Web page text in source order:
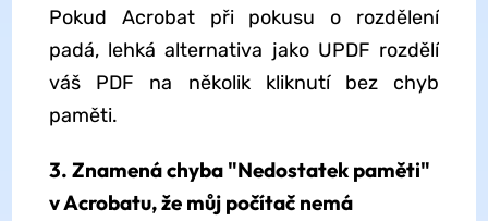
Pokud Acrobat při pokusu o rozdělení
padá, lehká alternativa jako UPDF rozdělí
váš PDF na několik kliknutí bez chyb
paměti.
3. Znamená chyba "Nedostatek paměti"
v Acrobatu, že můj počítač nemá